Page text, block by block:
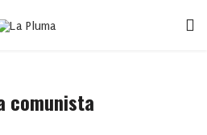
comunista